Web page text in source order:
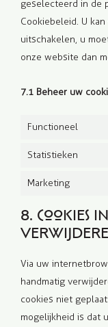
geselecteerd in de
Cookiebeleid. U
uitschakelen, u
onze website dan
7.1 Beheer uw
Functioneel
Statistieken
Marketing
8. Cookies
Via uw
handmatig
cookies niet
mogelijkheid is dat